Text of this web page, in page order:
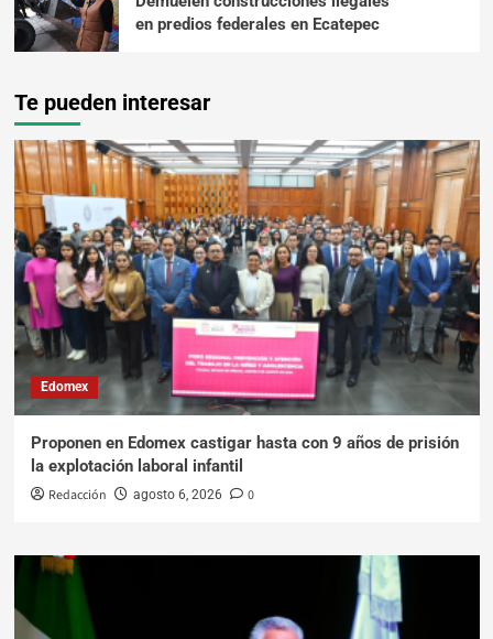
en predios federales en Ecatepec
Te pueden interesar
Edomex
Proponen en Edomex castigar hasta con 9 años de prisión
la explotación laboral infantil
Redacción agosto 6, 2026 0